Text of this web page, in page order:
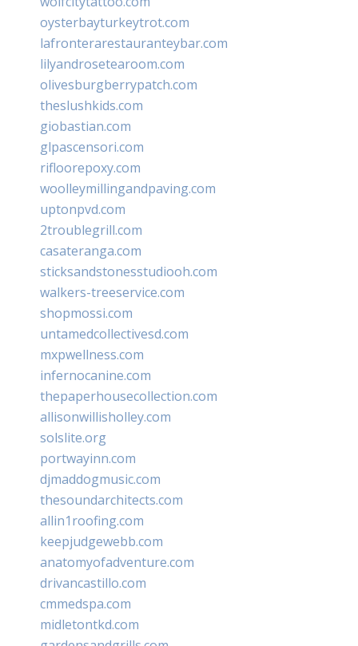
oysterbayturkeytrot.com
lafronterarestauranteybar.com
lilyandrosetearoom.com
olivesburgberrypatch.com
theslushkids.com
giobastian.com
glpascensori.com
rifloorepoxy.com
woolleymillingandpaving.com
uptonpvd.com
2troublegrill.com
casateranga.com
sticksandstonesstudiooh.com
walkers-treeservice.com
shopmossi.com
untamedcollectivesd.com
mxpwellness.com
infernocanine.com
thepaperhousecollection.com
allisonwillisholley.com
solslite.org
portwayinn.com
djmaddogmusic.com
thesoundarchitects.com
allin1roofing.com
keepjudgewebb.com
anatomyofadventure.com
drivancastillo.com
cmmedspa.com
midletontkd.com